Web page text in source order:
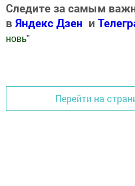
Следите за самым
в Яндекс Дзен и
новь"
Перейти на